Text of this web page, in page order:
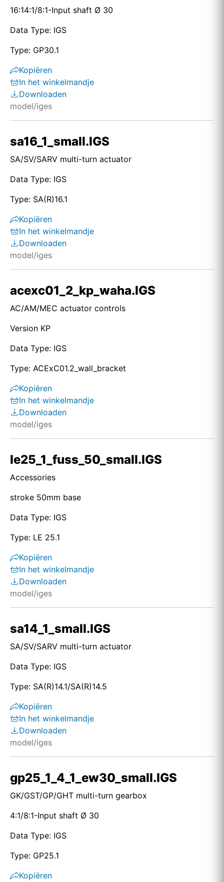
16:14:1/8:1-Input shaft Ø 30
Data Type: IGS
Type: GP30.1
Kopiëren
In het winkelmandje
Downloaden
model/iges
sa16_1_small.IGS
SA/SV/SARV multi-turn actuator
Data Type: IGS
Type: SA(R)16.1
Kopiëren
In het winkelmandje
Downloaden
model/iges
acexc01_2_kp_waha.IGS
AC/AM/MEC actuator controls
Version KP
Data Type: IGS
Type: ACExC01.2_wall_bracket
Kopiëren
In het winkelmandje
Downloaden
model/iges
le25_1_fuss_50_small.IGS
Accessories
stroke 50mm base
Data Type: IGS
Type: LE 25.1
Kopiëren
In het winkelmandje
Downloaden
model/iges
sa14_1_small.IGS
SA/SV/SARV multi-turn actuator
Data Type: IGS
Type: SA(R)14.1/SA(R)14.5
Kopiëren
In het winkelmandje
Downloaden
model/iges
gp25_1_4_1_ew30_small.IGS
GK/GST/GP/GHT multi-turn gearbox
4:1/8:1-Input shaft Ø 30
Data Type: IGS
Type: GP25.1
Kopiëren